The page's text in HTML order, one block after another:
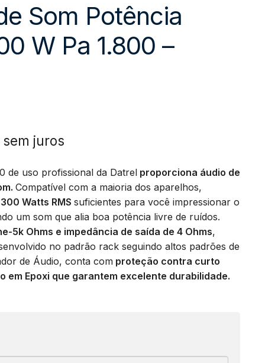
Som Potência
W Pa 1.800 –
sem juros
de uso profissional da Datrelproporciona áudio de
Compatível com a maioria dos aparelhos,
Watts RMS suficientes para você impressionar o
um som que alia boa potência livre de ruídos.
5k Ohms e impedância de saída de 4 Ohms,
no padrão rack seguindo altos padrões de
de Áudio, conta comproteção contra curto
Epoxi que garantem excelente durabilidade.